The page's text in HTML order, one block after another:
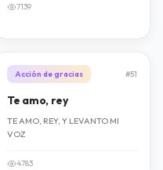
7139
Acción de gracias #51
Te amo, rey
TE AMO, REY, Y LEVANTO MI
VOZ
4783